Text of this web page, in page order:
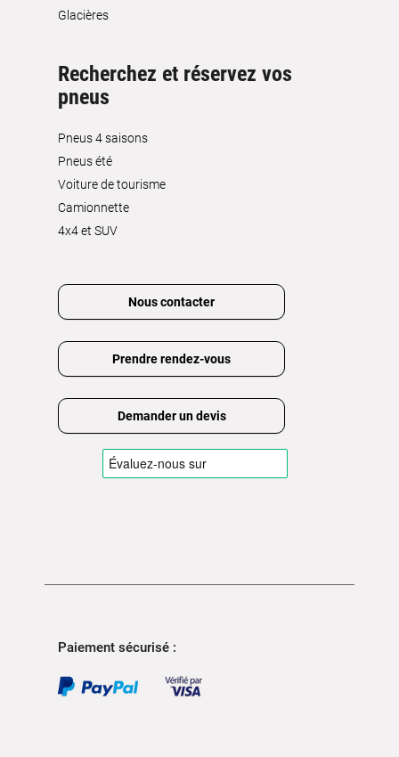
Glacières
Recherchez et réservez vos
pneus
Pneus 4 saisons
Pneus été
Voiture de tourisme
Camionnette
4x4 et SUV
Nous contacter
Prendre rendez-vous
Demander un devis
Paiement sécurisé :